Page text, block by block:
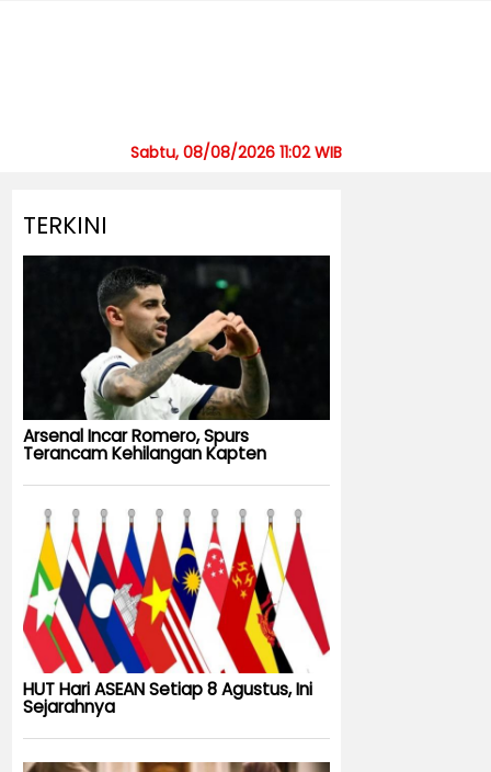
Sabtu, 08/08/2026 11:02 WIB
TERKINI
Arsenal Incar Romero, Spurs
Terancam Kehilangan Kapten
HUT Hari ASEAN Setiap 8 Agustus, Ini
Sejarahnya